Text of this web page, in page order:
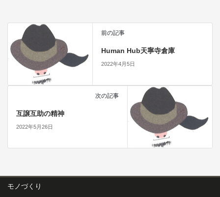
前の記事
Human Hub天寧寺倉庫
2022年4月5日
次の記事
互譲互助の精神
2022年5月26日
モノづくり